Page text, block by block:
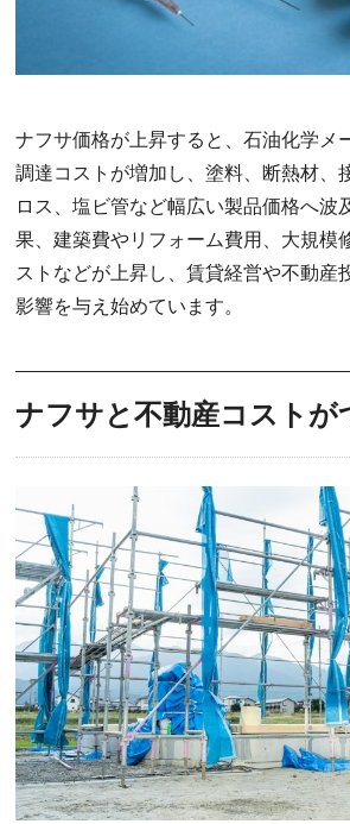
ナフサ価格が上昇すると、石油化学メ
調達コストが増加し、塗料、断熱材、
ロス、塩ビ管など幅広い製品価格へ波
果、建築費やリフォーム費用、大規模
ストなどが上昇し、賃貸経営や不動産
影響を与え始めています。
ナフサと不動産コストが